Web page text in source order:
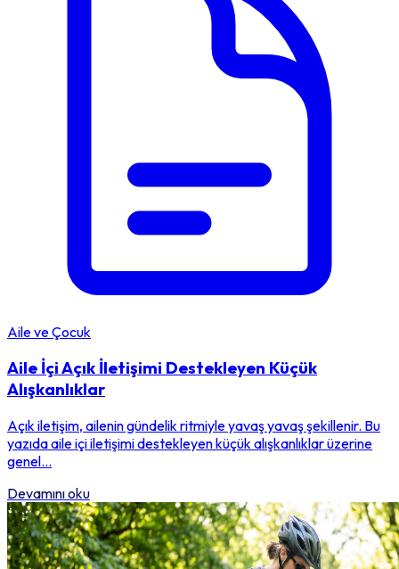
Aile ve Çocuk
Aile İçi Açık İletişimi Destekleyen Küçük
Alışkanlıklar
Açık iletişim, ailenin gündelik ritmiyle yavaş yavaş şekillenir. Bu
yazıda aile içi iletişimi destekleyen küçük alışkanlıklar üzerine
genel...
Devamını oku